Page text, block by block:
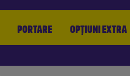
PORTARE OPȚIUNIEXTRA